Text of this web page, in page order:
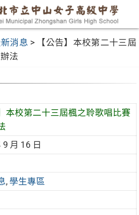
消息 >
【公告】本校第二十三屆
法
本校第二十三屆楓之聆歌唱比賽
月 16 日
, 學生專區